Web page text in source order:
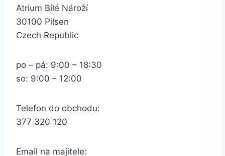
Atrium Bílé Nároží
30100 Pilsen
Czech Republic
po – pá: 9:00 – 18:30
so: 9:00 – 12:00
Telefon do obchodu:
377 320 120
Email na majitele: